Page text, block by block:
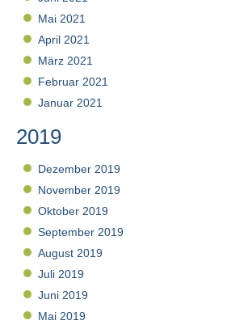
Mai 2021
April 2021
März 2021
Februar 2021
Januar 2021
2019
Dezember 2019
November 2019
Oktober 2019
September 2019
August 2019
Juli 2019
Juni 2019
Mai 2019